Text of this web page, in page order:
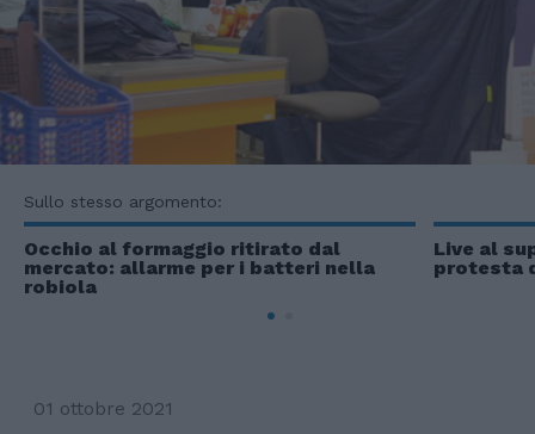
Sullo stesso argomento:
Occhio al formaggio ritirato dal
mercato: allarme per i batteri nella
robiola
Live al
protesta
01 ottobre 2021